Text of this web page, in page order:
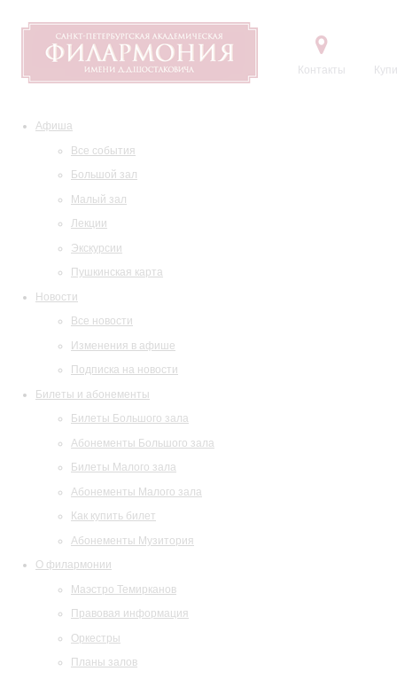
Контакты
Афиша
Все события
Большой зал
Малый зал
Лекции
Экскурсии
Пушкинская карта
Новости
Все новости
Изменения в афише
Подписка на новости
Билеты и абонементы
Билеты Большого зала
Абонементы Большого зала
Билеты Малого зала
Абонементы Малого зала
Как купить билет
Абонементы Музитория
О филармонии
Маэстро Темирканов
Правовая информация
Оркестры
Планы залов